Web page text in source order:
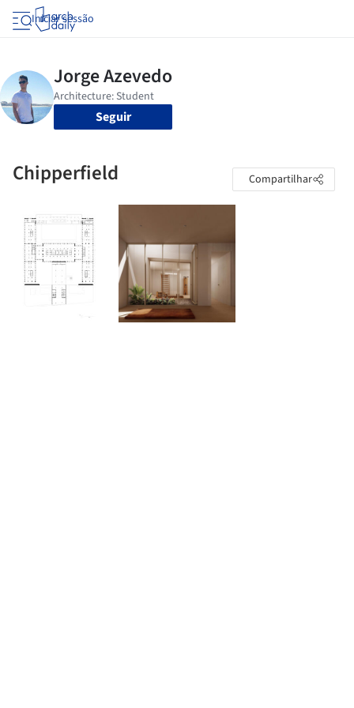
Iniciar sessão
Seguir
Chipperfield Compartilhar